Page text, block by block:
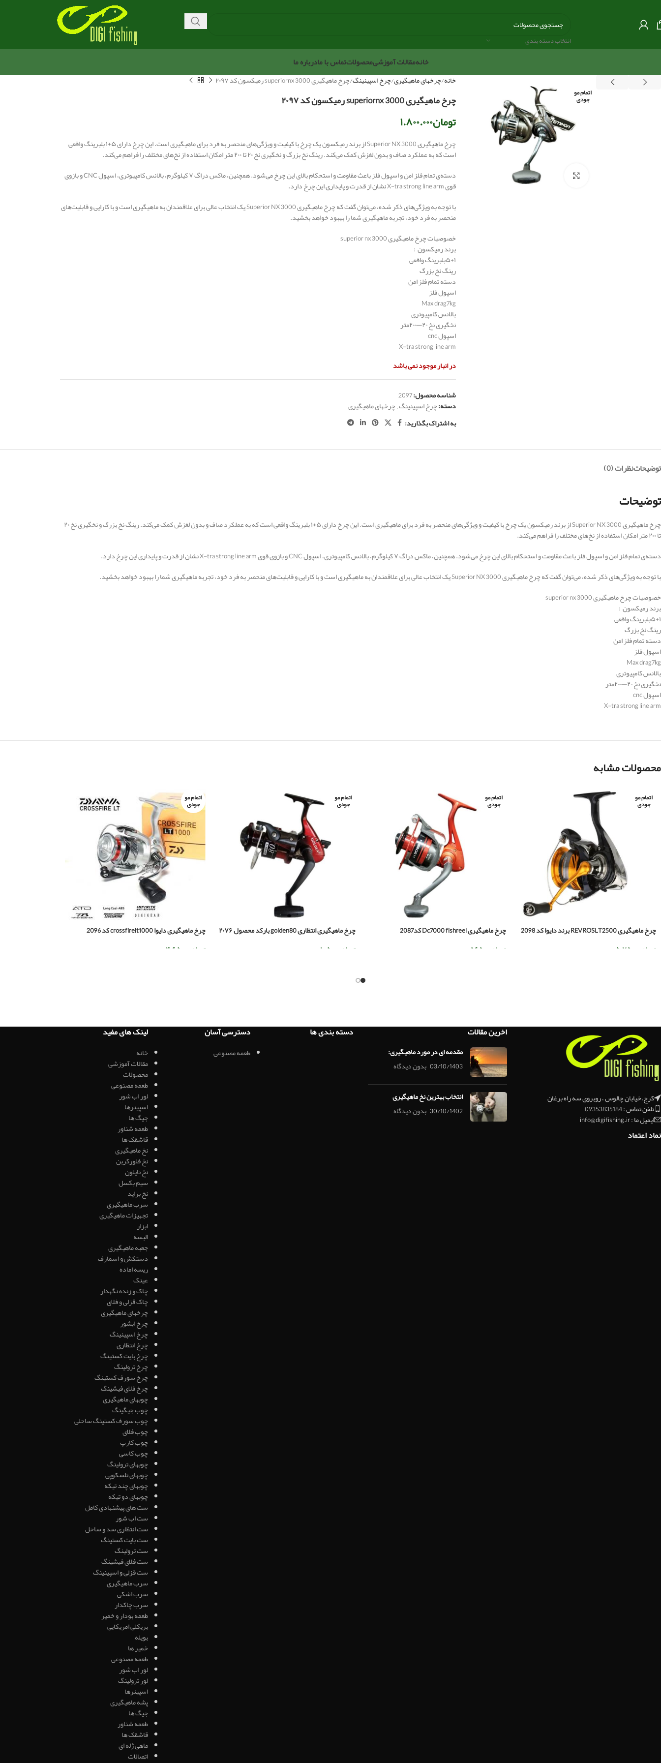
انتخاب دسته بندی
خانهمقالات آموزشیمحصولاتتماس با مادرباره ما
اتمام مو
جودی
بزرگنمایی تصویر
خانه چرخهای ماهیگیری چرخ اسپینینگ چرخ ماهیگیری superiornx 3000 رمیکسون کد ۲۰۹۷
چرخ ماهیگیری superiornx 3000 رمیکسون کد ۲۰۹۷
تومان۱.۸۰۰.۰۰۰
چرخ ماهیگیری Superior NX 3000 از برند رمیکسون یک چرخ با کیفیت و ویژگی‌های منحصر به فرد برای ماهیگیری است. این چرخ دارای ۵+۱ بلبرینگ واقعی
است که به عملکرد صاف و بدون لغزش کمک می‌کند. رینگ نخ بزرگ و نخگیری نخ ۲۰ تا ۲۰۰ متر امکان استفاده از نخ‌های مختلف را فراهم می‌کند.
دسته‌ی تمام فلز امن و اسپول فلز باعث مقاومت و استحکام بالای این چرخ می‌شود. همچنین، ماکس دراگ ۷ کیلوگرم، بالانس کامپیوتری، اسپول CNC و بازوی
قوی X-tra strong line arm نشان از قدرت و پایداری این چرخ دارد.
با توجه به ویژگی‌های ذکر شده، می‌توان گفت که چرخ ماهیگیری Superior NX 3000 یک انتخاب عالی برای علاقمندان به ماهیگیری است و با کارایی و قابلیت‌های
منحصر به فرد خود، تجربه ماهیگیری شما را بهبود خواهد بخشید.
خصوصیات چرخ ماهیگیری superior nx 3000
برند رمیکسون :
۵+۱بلبرینگ واقعی
رینگ نخ بزرگ
دسته تمام فلز امن
اسپول فلز
Max drag7kg
بالانس کامپیوتری
نخگیری نخ ۲۰—۲۰۰متر
اسپول cnc
X-tra strong line arm
در انبار موجود نمی باشد
شناسه محصول:2097
دسته:چرخ اسپینینگ,چرخهای ماهیگیری
به اشتراک بگذارید:
توضیحاتنظرات (0)
توضیحات
چرخ ماهیگیری Superior NX 3000 از برند رمیکسون یک چرخ با کیفیت و ویژگی‌های منحصر به فرد برای ماهیگیری است. این چرخ دارای ۵+۱ بلبرینگ واقعی است که به عملکرد صاف و بدون لغزش کمک می‌کند. رینگ نخ بزرگ و نخگیری نخ ۲۰
تا ۲۰۰ متر امکان استفاده از نخ‌های مختلف را فراهم می‌کند.
دسته‌ی تمام فلز امن و اسپول فلز باعث مقاومت و استحکام بالای این چرخ می‌شود. همچنین، ماکس دراگ ۷ کیلوگرم، بالانس کامپیوتری، اسپول CNC و بازوی قوی X-tra strong line arm نشان از قدرت و پایداری این چرخ دارد.
با توجه به ویژگی‌های ذکر شده، می‌توان گفت که چرخ ماهیگیری Superior NX 3000 یک انتخاب عالی برای علاقمندان به ماهیگیری است و با کارایی و قابلیت‌های منحصر به فرد خود، تجربه ماهیگیری شما را بهبود خواهد بخشید.
خصوصیات چرخ ماهیگیری superior nx 3000
برند رمیکسون :
۵+۱بلبرینگ واقعی
رینگ نخ بزرگ
دسته تمام فلز امن
اسپول فلز
Max drag7kg
بالانس کامپیوتری
نخگیری نخ ۲۰—۲۰۰متر
اسپول cnc
X-tra strong line arm
محصولات مشابه
اتمام مو
جودی
چرخ ماهیگیری REVROSLT2500 برند دایوا کد 2098
تومان
۵.۷۵۰.۰۰۰
اتمام مو
جودی
چرخ ماهیگیری Dc7000 fishreel کد2087
تومان
۵۶۵.۰۰۰
اتمام مو
جودی
چرخ ماهیگیری انتظاری golden80 بارکد محصول ۲۰۷۶
تومان
۱.۰۵۰.۰۰۰
اتمام مو
جودی
چرخ ماهیگیری دایوا crossfirelt1000 کد 2096
تومان
۴.۶۵۰.۰۰۰
کرج،خیابان چالوس ، روبروی سه راه برغان
تلفن تماس : 09353835184
ایمیل ما : info@digifishing.ir
نماد اعتماد
اخرین مقالات
مقدمه ای در مورد ماهیگیری:
03/10/1403 بدون دیدگاه
انتخاب بهترین نخ ماهیگیری
30/10/1402 بدون دیدگاه
دسته بندی ها دسترسی آسان
طعمه مصنوعی
لینک های مفید
خانه
مقالات آموزشی
محصولات
طعمه مصنوعی
لور اب شور
اسپینرها
جیگ ها
طعمه شناور
قاشقک ها
نخ ماهیگیری
نخ فلورکربن
نخ نایلون
سیم بکسل
نخ براید
سرب ماهیگیری
تجهیزات ماهیگیری
ابزار
البسه
جعبه ماهیگیری
دستکش و اسمارف
ریسه اماده
عینک
چاک و زنده نگهدار
چاک قزلی و فلای
چرخهای ماهیگیری
چرخ ابشور
چرخ اسپینینگ
چرخ انتظاری
چرخ بایت کستینگ
چرخ ترولینگ
چرخ سورف کستینگ
چرخ فلای فیشینگ
چوبهای ماهیگیری
چوب جیگینگ
چوب سورف کستینگ ساحلی
چوب فلای
چوب کارپ
چوب کاسی
چوبهای ترولینگ
چوبهای تلسکوپی
چوبهای چند تیکه
چوبهای دو تیکه
ست های پیشنهادی کامل
ست اب شور
ست انتظاری سد و ساحل
ست بایت کستینگ
ست ترولینگ
ست فلای فیشینگ
ست قزلی و اسپینینگ
سرب ماهیگیری
سرب اشکی
سرب چاکدار
طعمه بودار و خمیر
بریکلی امریکایی
بویله
خمیر ها
طعمه مصنوعی
لور اب شور
لور ترولینگ
اسپینرها
پشه ماهیگیری
جیگ ها
طعمه شناور
قاشقک ها
ماهی ژله ای
اتصالات